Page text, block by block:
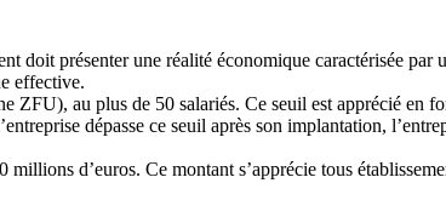
doit présenter une réalité économique caractérisée par
effective.
ZFU), au plus de 50 salariés. Ce seuil est apprécié en
dépasse ce seuil après son implantation,
d’euros. Ce montant s’apprécie tous